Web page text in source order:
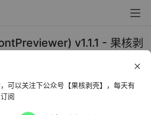
v1.1.1 - 果核剥
5:58 • 系统工具
可以关注下公众号【果核剥壳】，每天有
阅